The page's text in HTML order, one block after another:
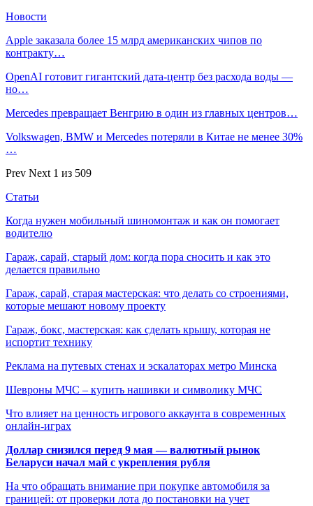
Новости
Apple заказала более 15 млрд американских чипов по
контракту…
OpenAI готовит гигантский дата-центр без расхода воды —
но…
Mercedes превращает Венгрию в один из главных центров…
Volkswagen, BMW и Mercedes потеряли в Китае не менее 30%
…
Prev Next 1 из 509
Статьи
Когда нужен мобильный шиномонтаж и как он помогает
водителю
Гараж, сарай, старый дом: когда пора сносить и как это
делается правильно
Гараж, сарай, старая мастерская: что делать со строениями,
которые мешают новому проекту
Гараж, бокс, мастерская: как сделать крышу, которая не
испортит технику
Реклама на путевых стенах и эскалаторах метро Минска
Шевроны МЧС – купить нашивки и символику МЧС
Что влияет на ценность игрового аккаунта в современных
онлайн-играх
Доллар снизился перед 9 мая — валютный рынок
Беларуси начал май с укрепления рубля
На что обращать внимание при покупке автомобиля за
границей: от проверки лота до постановки на учет